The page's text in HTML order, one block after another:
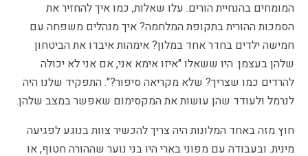
המומחים בהנחיית הורים. עלו שאלות, כמו איך להחזיר את
הסמכות ההורית בתקופת המלחמה? איך מנהלים משפחה עם
חמישה ילדים בחדר אחד במלון? אימהות איבדו את הביטחון
שלהן בעצמן. היו ששאלו "איזו אימא אני, אם אני לא יכולה
להרדים כמו שצריך? שלא מקריאה סיפור?". התפקיד שלנו היה
לנרמל ולעודד שהן עושות את המקסימום שאפשר במצב שלהן.
חוץ מזה באחד המלונות היה צריך להכשיר צוות בנוגע לפגיעה
מינית. ובעבודה עם מפוני בארי היו בני נוער שההורה חטוף, או